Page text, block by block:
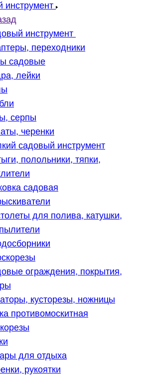
инструмент
инструмент
переходники
садовые
лейки
серпы
черенки
садовый инструмент
полольники, тяпки,
садовая
для полива, катушки,
ограждения, покрытия,
кусторезы, ножницы
противомоскитная
для отдыха
рукоятки